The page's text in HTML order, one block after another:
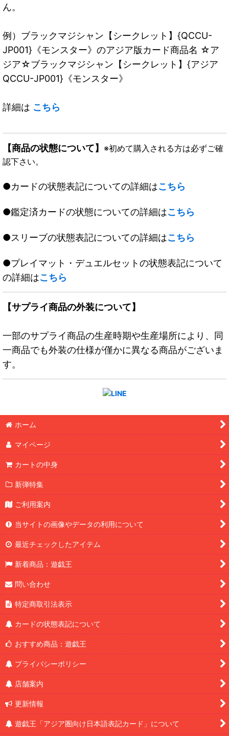
ん。
例）ブラックマジシャン【シークレット】{QCCU-
JP001}《モンスター》のアジア版カード商品名 ☆ア
ジア☆ブラックマジシャン【シークレット】{アジア
QCCU-JP001}《モンスター》
詳細は こちら
【商品の状態について】 ※初めて購入される方は必ずご確
認下さい。
●カードの状態表記についての詳細はこちら
●鑑定済カードの状態についての詳細はこちら
●スリーブの状態表記についての詳細はこちら
●プレイマット・デュエルセットの状態表記について
の詳細はこちら
【サプライ商品の外装について】
一部のサプライ商品の生産時期や生産場所により、同
一商品でも外装の仕様が僅かに異なる商品がございま
す。
ホーム
マイページ
カートの中身
新弾特集
ご利用案内
当サイトの画像やデータの利用について
最近チェックしたアイテム
新着商品：遊戯王
問い合わせ
特定商取引法表示
カードの状態表記について
おすすめ商品：遊戯王
プライバシーポリシー
店舗案内
更新情報
遊戯王「アジア圏向け日本語表記カード」について